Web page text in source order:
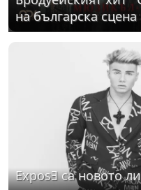
на българска сцена
ExposƎ са новото